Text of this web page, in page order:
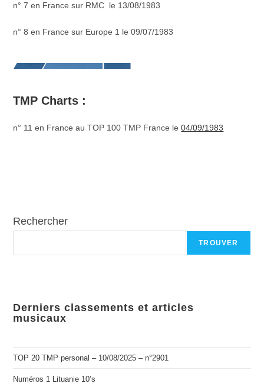
n° 7 en France sur RMC le 13/08/1983
n° 8 en France sur Europe 1 le 09/07/1983
TMP Charts :
n° 11 en France au TOP 100 TMP France le04/09/1983
Rechercher
TROUVER
Derniers classements et articles
musicaux
TOP 20 TMP personal – 10/08/2025 – n°2901
Numéros 1 Lituanie 10’s